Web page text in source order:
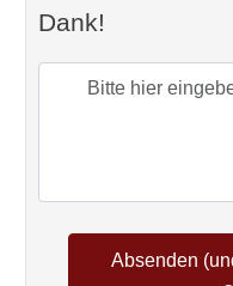
Dank!